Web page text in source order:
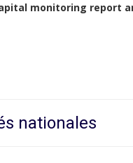
monitoring report
nationales